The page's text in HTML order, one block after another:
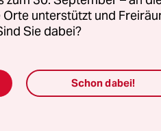
unterstützt und
Sie dabei?
Schon dabei!